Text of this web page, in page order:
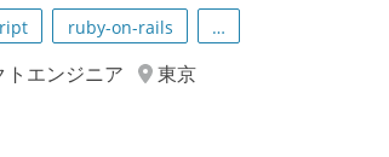
ruby-on-rails …
エンジニア
東京